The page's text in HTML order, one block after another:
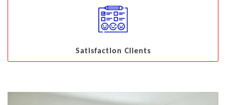
Satisfaction Clients